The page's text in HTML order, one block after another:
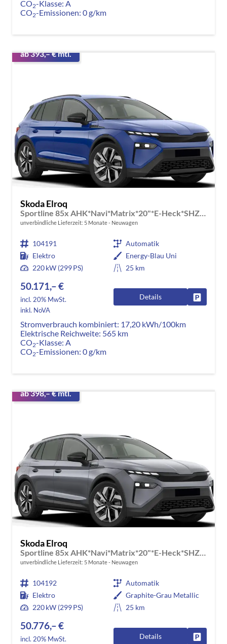
CO2-Klasse: A
CO2-Emissionen: 0 g/km
ab 393,– € mtl.
Skoda Elroq
Sportline 85x AHK*Navi*Matrix*20"*E-Heck*SHZ*Kamera*Kessy
unverbindliche Lieferzeit: 5 Monate Neuwagen
104191
Automatik
Elektro
Energy-Blau Uni
220 kW (299 PS)
25 km
50.171,– €
incl. 20% MwSt.
inkl. NoVA
Details
Stromverbrauch kombiniert: 17,20 kWh/100km
Elektrische Reichweite: 565 km
CO2-Klasse: A
CO2-Emissionen: 0 g/km
ab 398,– € mtl.
Skoda Elroq
Sportline 85x AHK*Navi*Matrix*20"*E-Heck*SHZ*Kamera*Kessy
unverbindliche Lieferzeit: 5 Monate Neuwagen
104192
Automatik
Elektro
Graphite-Grau Metallic
220 kW (299 PS)
25 km
50.776,– €
incl. 20% MwSt. Details